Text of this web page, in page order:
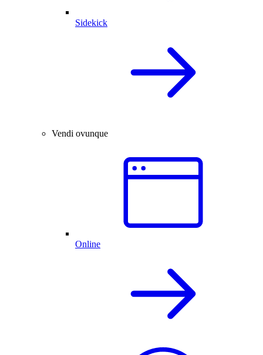
Sidekick
Vendi ovunque
Online